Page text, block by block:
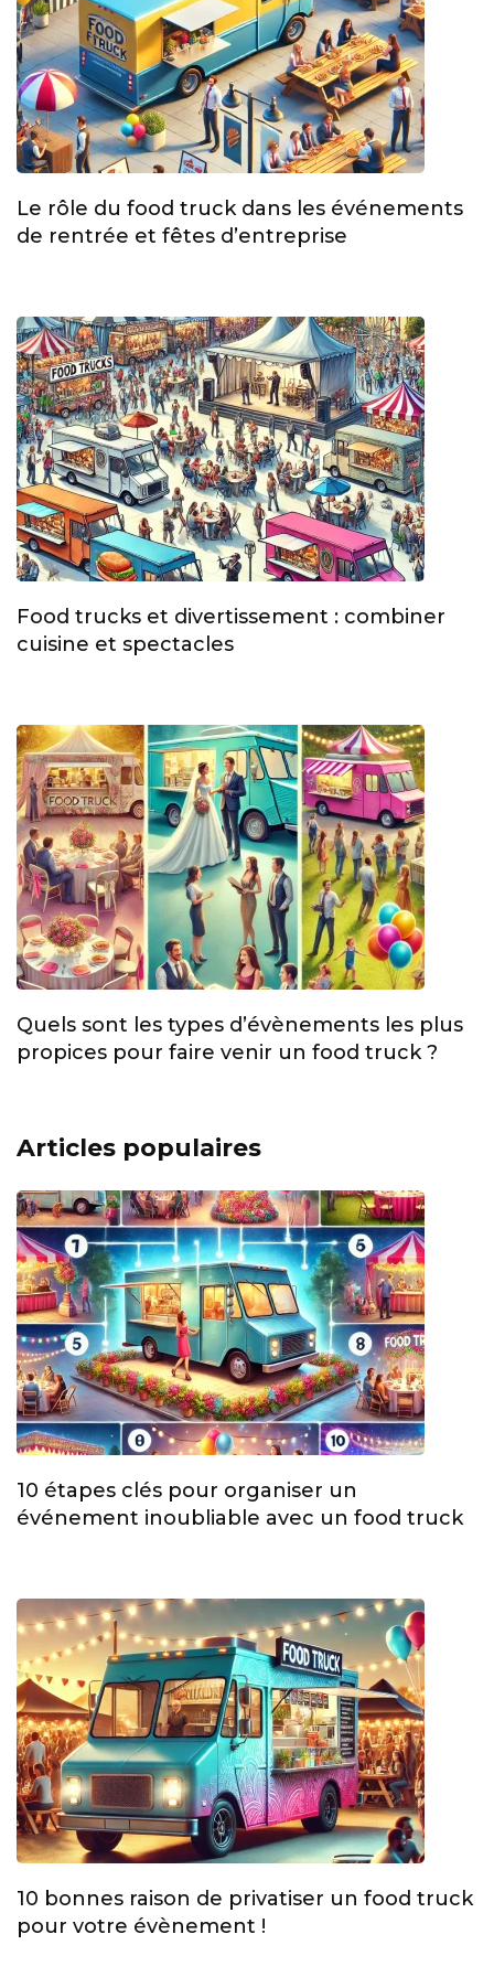
Le rôle du food truck dans les événements
de rentrée et fêtes d’entreprise
Food trucks et divertissement : combiner
cuisine et spectacles
Quels sont les types d’évènements les plus
propices pour faire venir un food truck ?
Articles populaires
10 étapes clés pour organiser un
événement inoubliable avec un food truck
10 bonnes raison de privatiser un food truck
pour votre évènement !